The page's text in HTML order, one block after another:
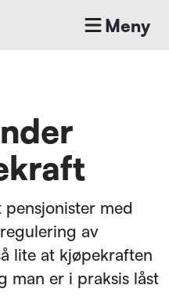
Meny
med
av
lite at kjøpekraften
man er i praksis låst